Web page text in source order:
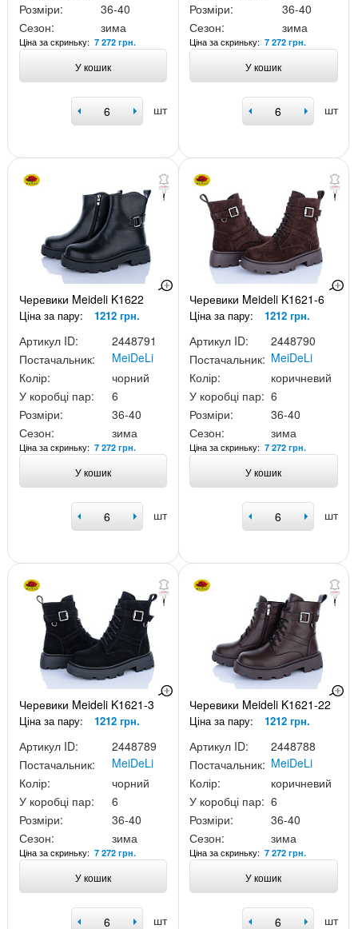
Розміри:
36-40
Сезон:
зима
Ціна за скриньку: 7 272 грн.
У кошик
шт
Розміри:
36-40
Сезон:
зима
Ціна за скриньку:7 272 грн.
У кошик
шт
Черевики Meideli K1622
Ціна за пару: 1212 грн.
Артикул ID:
2448791
Постачальник:
MeiDeLi
Колір:
чорний
У коробці пар:
6
Розміри:
36-40
Сезон:
зима
Ціна за скриньку: 7 272 грн.
У кошик
шт
Черевики Meideli K1621-6
Ціна за пару: 1212 грн.
Артикул ID:
2448790
Постачальник: MeiDeLi
Колір:
коричневий
У коробці пар: 6
Розміри:
36-40
Сезон:
зима
Ціна за скриньку:7 272 грн.
У кошик
шт
Черевики Meideli K1621-3
Ціна за пару: 1212 грн.
Артикул ID:
2448789
Постачальник:
MeiDeLi
Колір:
чорний
У коробці пар:
6
Розміри:
36-40
Сезон:
зима
Ціна за скриньку: 7 272 грн.
У кошик
шт
Черевики Meideli K1621-22
Ціна за пару: 1212 грн.
Артикул ID:
2448788
Постачальник: MeiDeLi
Колір:
коричневий
У коробці пар: 6
Розміри:
36-40
Сезон:
зима
Ціна за скриньку:7 272 грн.
У кошик
шт